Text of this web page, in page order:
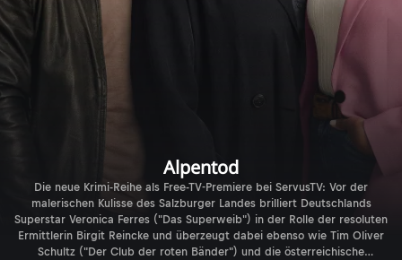
Alpentod
Die neue Krimi-Reihe als Free-TV-Premiere bei ServusTV: Vor der
malerischen Kulisse des Salzburger Landes brilliert Deutschlands
Superstar Veronica Ferres ("Das Superweib") in der Rolle der resoluten
Ermittlerin Birgit Reincke und überzeugt dabei ebenso wie Tim Oliver
Schultz ("Der Club der roten Bänder") und die österreichische